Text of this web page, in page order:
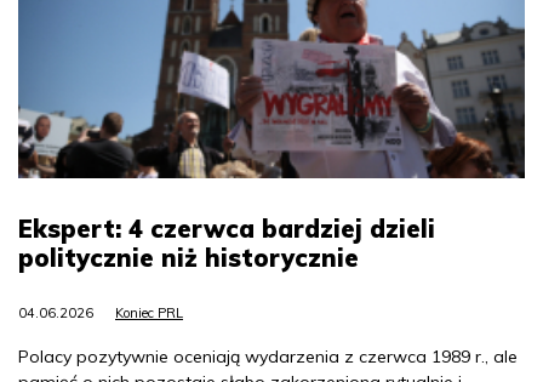
Ekspert: 4 czerwca bardziej dzieli
politycznie niż historycznie
04.06.2026 Koniec PRL
Polacy pozytywnie oceniają wydarzenia z czerwca 1989 r., ale